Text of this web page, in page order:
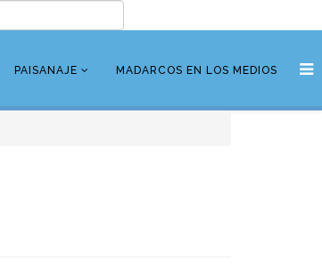
PAISANAJE MADARCOS EN LOS MEDIOS